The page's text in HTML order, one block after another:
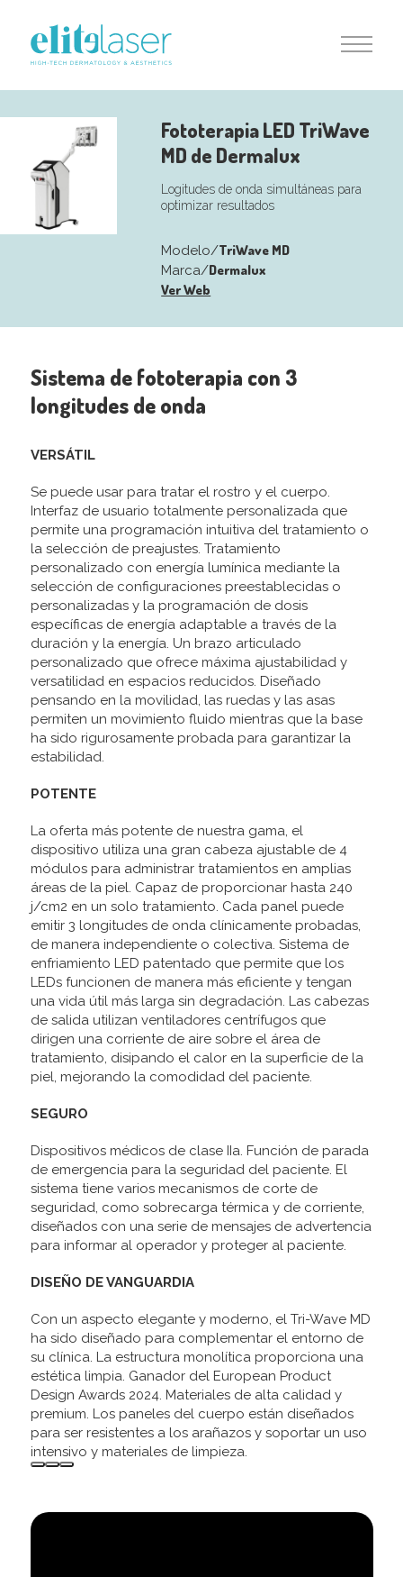
Fototerapia LED TriWave
MD de Dermalux
Logitudes de onda simultáneas para
optimizar resultados
Modelo/TriWave MD
Marca/Dermalux
Ver Web
Sistema de fototerapia con 3
longitudes de onda
VERSÁTIL
Se puede usar para tratar el rostro y el cuerpo.
Interfaz de usuario totalmente personalizada que
permite una programación intuitiva del tratamiento o
la selección de preajustes. Tratamiento
personalizado con energía lumínica mediante la
selección de configuraciones preestablecidas o
personalizadas y la programación de dosis
específicas de energía adaptable a través de la
duración y la energía. Un brazo articulado
personalizado que ofrece máxima ajustabilidad y
versatilidad en espacios reducidos. Diseñado
pensando en la movilidad, las ruedas y las asas
permiten un movimiento fluido mientras que la base
ha sido rigurosamente probada para garantizar la
estabilidad.
POTENTE
La oferta más potente de nuestra gama, el
dispositivo utiliza una gran cabeza ajustable de 4
módulos para administrar tratamientos en amplias
áreas de la piel. Capaz de proporcionar hasta 240
j/cm2 en un solo tratamiento. Cada panel puede
emitir 3 longitudes de onda clínicamente probadas,
de manera independiente o colectiva. Sistema de
enfriamiento LED patentado que permite que los
LEDs funcionen de manera más eficiente y tengan
una vida útil más larga sin degradación. Las cabezas
de salida utilizan ventiladores centrífugos que
dirigen una corriente de aire sobre el área de
tratamiento, disipando el calor en la superficie de la
piel, mejorando la comodidad del paciente.
SEGURO
Dispositivos médicos de clase IIa. Función de parada
de emergencia para la seguridad del paciente. El
sistema tiene varios mecanismos de corte de
seguridad, como sobrecarga térmica y de corriente,
diseñados con una serie de mensajes de advertencia
para informar al operador y proteger al paciente.
DISEÑO DE VANGUARDIA
Con un aspecto elegante y moderno, el Tri-Wave MD
ha sido diseñado para complementar el entorno de
su clínica. La estructura monolítica proporciona una
estética limpia. Ganador del European Product
Design Awards 2024. Materiales de alta calidad y
premium. Los paneles del cuerpo están diseñados
para ser resistentes a los arañazos y soportar un uso
intensivo y materiales de limpieza.